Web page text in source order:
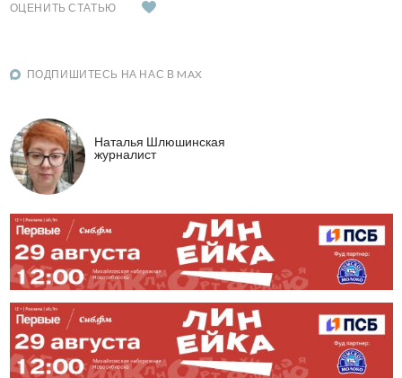
ОЦЕНИТЬ СТАТЬЮ
ПОДПИШИТЕСЬ НА НАС В MAX
Наталья Шлюшинская
журналист